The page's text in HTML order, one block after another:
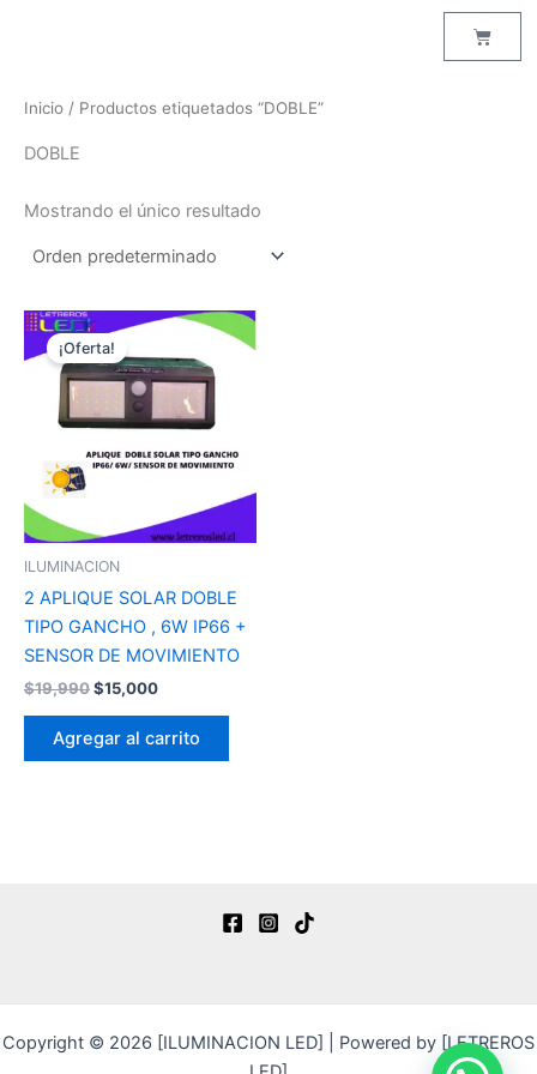
Cart
Inicio / Productos etiquetados “DOBLE”
DOBLE
Mostrando el único resultado
¡Oferta!
ILUMINACION
2 APLIQUE SOLAR DOBLE
TIPO GANCHO , 6W IP66 +
SENSOR DE MOVIMIENTO
$19,990
El
precio
original
era:
$19,990.
$15,000
El
actual
es:
$15,000.
Agregar al carrito
Copyright © 2026 [ILUMINACION LED] | Powered by [LETREROS